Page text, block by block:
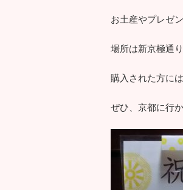
お土産やプレゼ
場所は新京極通
購入された方に
ぜひ、京都に行